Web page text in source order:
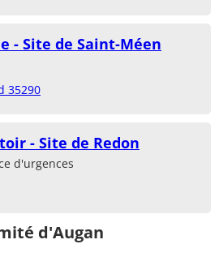
- Site de Saint-Méen
35290
- Site de Redon
d'urgences
d'Augan